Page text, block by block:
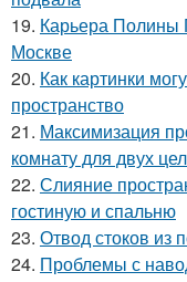
19. Карьера Полины
Москве
20. Как картинки
пространство
21. Максимизация
комнату для двух
22. Слияние
гостиную и спальню
23. Отвод стоков из
24. Проблемы с